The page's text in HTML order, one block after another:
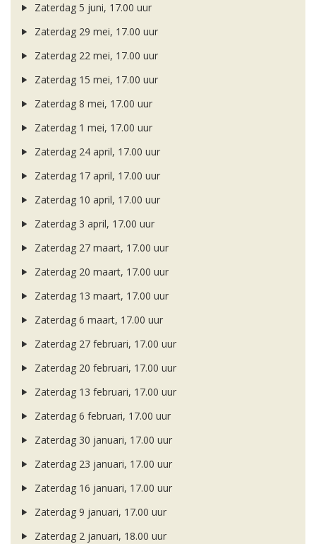
Zaterdag 5 juni, 17.00 uur
Zaterdag 29 mei, 17.00 uur
Zaterdag 22 mei, 17.00 uur
Zaterdag 15 mei, 17.00 uur
Zaterdag 8 mei, 17.00 uur
Zaterdag 1 mei, 17.00 uur
Zaterdag 24 april, 17.00 uur
Zaterdag 17 april, 17.00 uur
Zaterdag 10 april, 17.00 uur
Zaterdag 3 april, 17.00 uur
Zaterdag 27 maart, 17.00 uur
Zaterdag 20 maart, 17.00 uur
Zaterdag 13 maart, 17.00 uur
Zaterdag 6 maart, 17.00 uur
Zaterdag 27 februari, 17.00 uur
Zaterdag 20 februari, 17.00 uur
Zaterdag 13 februari, 17.00 uur
Zaterdag 6 februari, 17.00 uur
Zaterdag 30 januari, 17.00 uur
Zaterdag 23 januari, 17.00 uur
Zaterdag 16 januari, 17.00 uur
Zaterdag 9 januari, 17.00 uur
Zaterdag 2 januari, 18.00 uur